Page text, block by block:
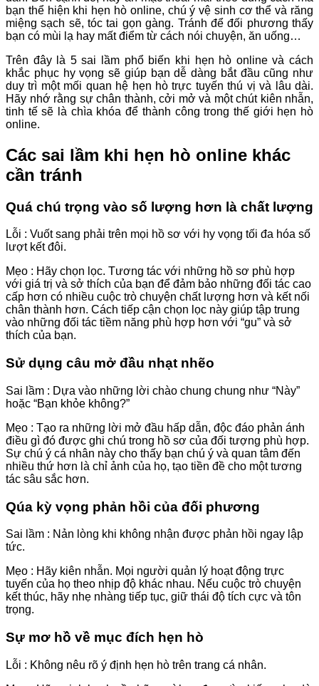
bạn thể hiện khi hẹn hò online, chú ý vệ sinh cơ thể và răng
miệng sạch sẽ, tóc tai gọn gàng. Tránh để đối phương thấy
bạn có mùi lạ hay mất điểm từ cách nói chuyện, ăn uống…
Trên đây là 5 sai lầm phổ biến khi hẹn hò online và cách
khắc phục hy vọng sẽ giúp bạn dễ dàng bắt đầu cũng như
duy trì một mối quan hệ hẹn hò trực tuyến thú vị và lâu dài.
Hãy nhớ rằng sự chân thành, cởi mở và một chút kiên nhẫn,
tinh tế sẽ là chìa khóa để thành công trong thế giới hẹn hò
online.
Các sai lầm khi hẹn hò online khác
cần tránh
Quá chú trọng vào số lượng hơn là chất lượng
Lỗi : Vuốt sang phải trên mọi hồ sơ với hy vọng tối đa hóa số
lượt kết đôi.
Mẹo : Hãy chọn lọc. Tương tác với những hồ sơ phù hợp
với giá trị và sở thích của bạn để đảm bảo những đối tác cao
cấp hơn có nhiều cuộc trò chuyện chất lượng hơn và kết nối
chân thành hơn. Cách tiếp cận chọn lọc này giúp tập trung
vào những đối tác tiềm năng phù hợp hơn với “gu” và sở
thích của bạn.
Sử dụng câu mở đầu nhạt nhẽo
Sai lầm : Dựa vào những lời chào chung chung như “Này”
hoặc “Bạn khỏe không?”
Mẹo : Tạo ra những lời mở đầu hấp dẫn, độc đáo phản ánh
điều gì đó được ghi chú trong hồ sơ của đối tượng phù hợp.
Sự chú ý cá nhân này cho thấy bạn chú ý và quan tâm đến
nhiều thứ hơn là chỉ ảnh của họ, tạo tiền đề cho một tương
tác sâu sắc hơn.
Qúa kỳ vọng phản hồi của đối phương
Sai lầm : Nản lòng khi không nhận được phản hồi ngay lập
tức.
Mẹo : Hãy kiên nhẫn. Mọi người quản lý hoạt động trực
tuyến của họ theo nhịp độ khác nhau. Nếu cuộc trò chuyện
kết thúc, hãy nhẹ nhàng tiếp tục, giữ thái độ tích cực và tôn
trọng.
Sự mơ hồ về mục đích hẹn hò
Lỗi : Không nêu rõ ý định hẹn hò trên trang cá nhân.